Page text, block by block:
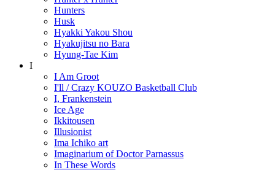
Hunters
Husk
Hyakki Yakou Shou
Hyakujitsu no Bara
Hyung-Tae Kim
I
I Am Groot
I'll / Crazy KOUZO Basketball Club
I, Frankenstein
Ice Age
Ikkitousen
Illusionist
Ima Ichiko art
Imaginarium of Doctor Parnassus
In These Words